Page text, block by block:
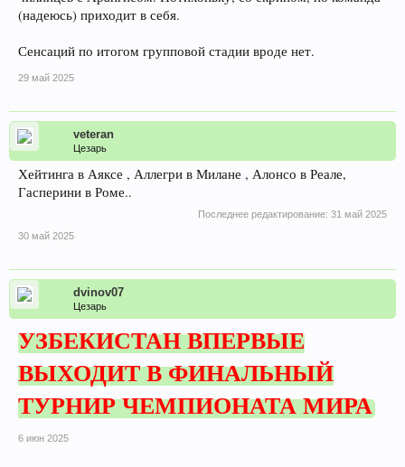
(надеюсь) приходит в себя.
Сенсаций по итогом групповой стадии вроде нет.
29 май 2025
veteran
Цезарь
Хейтинга в Аяксе , Аллегри в Милане , Алонсо в Реале,
Гасперини в Роме..
Последнее редактирование: 31 май 2025
30 май 2025
dvinov07
Цезарь
УЗБЕКИСТАН ВПЕРВЫЕ
ВЫХОДИТ В ФИНАЛЬНЫЙ
ТУРНИР ЧЕМПИОНАТА МИРА
6 июн 2025